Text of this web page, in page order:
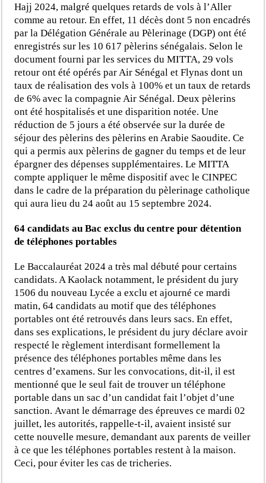
Hajj 2024, malgré quelques retards de vols à l’Aller
comme au retour. En effet, 11 décès dont 5 non encadrés
par la Délégation Générale au Pèlerinage (DGP) ont été
enregistrés sur les 10 617 pèlerins sénégalais. Selon le
document fourni par les services du MITTA, 29 vols
retour ont été opérés par Air Sénégal et Flynas dont un
taux de réalisation des vols à 100% et un taux de retards
de 6% avec la compagnie Air Sénégal. Deux pèlerins
ont été hospitalisés et une disparition notée. Une
réduction de 5 jours a été observée sur la durée de
séjour des pèlerins des pèlerins en Arabie Saoudite. Ce
qui a permis aux pèlerins de gagner du temps et de leur
épargner des dépenses supplémentaires. Le MITTA
compte appliquer le même dispositif avec le CINPEC
dans le cadre de la préparation du pèlerinage catholique
qui aura lieu du 24 août au 15 septembre 2024.
64 candidats au Bac exclus du centre pour détention
de téléphones portables
Le Baccalauréat 2024 a très mal débuté pour certains
candidats. A Kaolack notamment, le président du jury
1506 du nouveau Lycée a exclu et ajourné ce mardi
matin, 64 candidats au motif que des téléphones
portables ont été retrouvés dans leurs sacs. En effet,
dans ses explications, le président du jury déclare avoir
respecté le règlement interdisant formellement la
présence des téléphones portables même dans les
centres d’examens. Sur les convocations, dit-il, il est
mentionné que le seul fait de trouver un téléphone
portable dans un sac d’un candidat fait l’objet d’une
sanction. Avant le démarrage des épreuves ce mardi 02
juillet, les autorités, rappelle-t-il, avaient insisté sur
cette nouvelle mesure, demandant aux parents de veiller
à ce que les téléphones portables restent à la maison.
Ceci, pour éviter les cas de tricheries.